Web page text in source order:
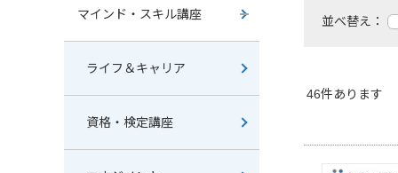
マインド・スキル講座
ライフ＆キャリア
資格・検定講座
並べ替え：
46件あります